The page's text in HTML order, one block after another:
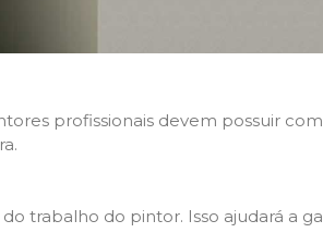
profissionais devem possuir
trabalho do pintor. Isso ajudará a